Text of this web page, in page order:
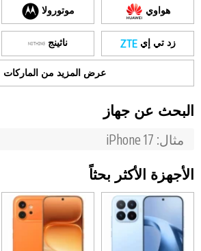
هواوي موتورولا
زد تي إي ناثينج
عرض المزيد من الماركات
البحث عن جهاز
الأجهزة الأكثر بحثاً